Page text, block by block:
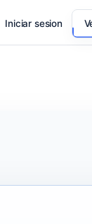
Iniciar sesion